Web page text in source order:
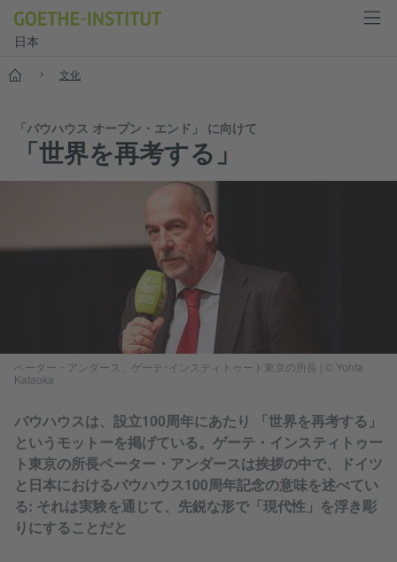
日本
スタート 文化
「バウハウス オープン・エンド」 に向けて
「世界を再考する」
ペーター・アンダース、ゲーテ･インスティトゥート東京の所長 | © Yohta
Kataoka
バウハウスは、設立100周年にあたり 「世界を再考する」
というモットーを掲げている。ゲーテ・インスティトゥー
ト東京の所長ペーター・アンダースは挨拶の中で、ドイツ
と日本におけるバウハウス100周年記念の意味を述べてい
る: それは実験を通じて、先鋭な形で「現代性」を浮き彫
りにすることだと